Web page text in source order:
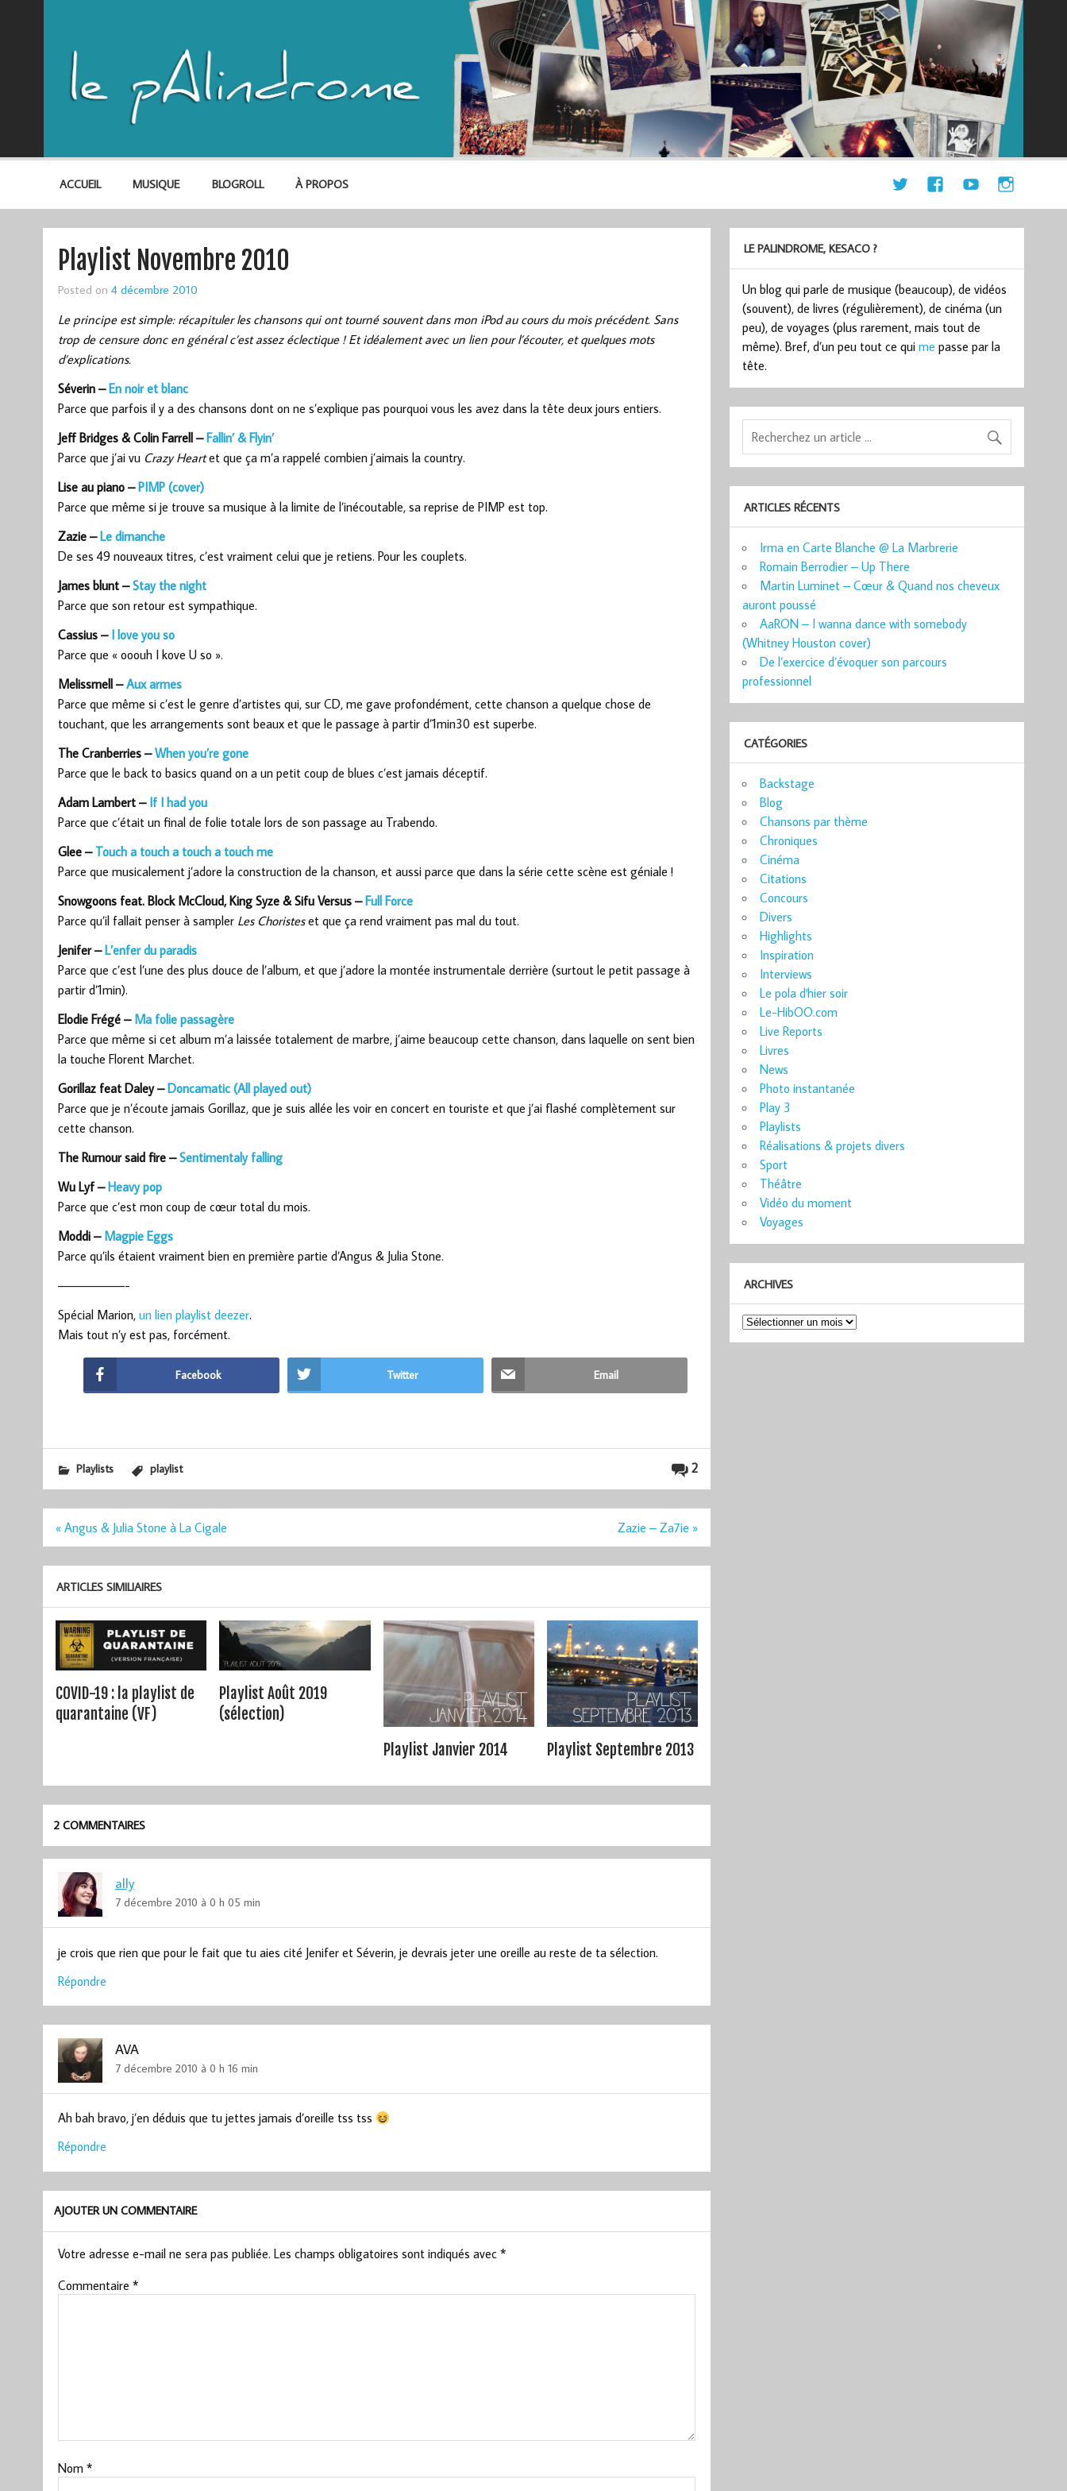
ACCUEIL MUSIQUE BLOGROLL À PROPOS
Playlist Novembre 2010
Posted on 4 décembre 2010
Le principe est simple: récapituler les chansons qui ont tourné souvent dans mon iPod au cours du mois précédent. Sans
trop de censure donc en général c’est assez éclectique ! Et idéalement avec un lien pour l’écouter, et quelques mots
d’explications.
Séverin – En noir et blanc
Parce que parfois il y a des chansons dont on ne s’explique pas pourquoi vous les avez dans la tête deux jours entiers.
Jeff Bridges & Colin Farrell – Fallin’ & Flyin’
Parce que j’ai vu Crazy Heartet que ça m’a rappelé combien j’aimais la country.
Lise au piano – PIMP (cover)
Parce que même si je trouve sa musique à la limite de l’inécoutable, sa reprise de PIMP est top.
Zazie – Le dimanche
De ses 49 nouveaux titres, c’est vraiment celui que je retiens. Pour les couplets.
James blunt –Stay the night
Parce que son retour est sympathique.
Cassius – I love you so
Parce que « ooouh I kove U so ».
Melissmell –Aux armes
Parce que même si c’est le genre d’artistes qui, sur CD, me gave profondément, cette chanson a quelque chose de
touchant, que les arrangements sont beaux et que le passage à partir d’1min30 est superbe.
The Cranberries –When you’re gone
Parce que le back to basics quand on a un petit coup de blues c’est jamais déceptif.
Adam Lambert – If I had you
Parce que c’était un final de folie totale lors de son passage au Trabendo.
Glee – Touch a touch a touch a touch me
Parce que musicalement j’adore la construction de la chanson, et aussi parce que dans la série cette scène est géniale !
Snowgoons feat. Block McCloud, King Syze & Sifu Versus – Full Force
Parce qu’il fallait penser à sampler Les Choristeset que ça rend vraiment pas mal du tout.
Jenifer – L’enfer du paradis
Parce que c’est l’une des plus douce de l’album, et que j’adore la montée instrumentale derrière (surtout le petit passage à
partir d’1min).
Elodie Frégé – Ma folie passagère
Parce que même si cet album m’a laissée totalement de marbre, j’aime beaucoup cette chanson, dans laquelle on sent bien
la touche Florent Marchet.
Gorillaz feat Daley – Doncamatic (All played out)
Parce que je n’écoute jamais Gorillaz, que je suis allée les voir en concert en touriste et que j’ai flashé complètement sur
cette chanson.
The Rumour said fire –Sentimentaly falling
Wu Lyf – Heavy pop
Parce que c’est mon coup de cœur total du mois.
Moddi – Magpie Eggs
Parce qu’ils étaient vraiment bien en première partie d’Angus & Julia Stone.
——————-
Spécial Marion, un lien playlist deezer.
Mais tout n’y est pas, forcément.
Facebook Twitter Email
2
Playlists playlist
Navigation
« Angus & Julia Stone à La Cigale Zazie – Za7ie »
ARTICLES SIMILIAIRES
COVID-19 : la playlist de
quarantaine (VF)
Playlist Août 2019
(sélection)
Playlist Janvier 2014
Playlist Septembre 2013
2 COMMENTAIRES
ally
7 décembre 2010 à 0 h 05 min
je crois que rien que pour le fait que tu aies cité Jenifer et Séverin, je devrais jeter une oreille au reste de ta sélection.
Répondre
AVA
7 décembre 2010 à 0 h 16 min
Ah bah bravo, j’en déduis que tu jettes jamais d’oreille tss tss
Répondre
AJOUTER UN COMMENTAIRE
Votre adresse e-mail ne sera pas publiée. Les champs obligatoires sont indiqués avec *
Commentaire *
Nom *
LE PALINDROME, KESACO ?
Un blog qui parle de musique (beaucoup), de vidéos
(souvent), de livres (régulièrement), de cinéma (un
peu), de voyages (plus rarement, mais tout de
même). Bref, d’un peu tout ce quime passe par la
tête.
ARTICLES RÉCENTS
Irma en Carte Blanche @ La Marbrerie
Romain Berrodier – Up There
Martin Luminet – Cœur & Quand nos cheveux
auront poussé
AaRON – I wanna dance with somebody
(Whitney Houston cover)
De l’exercice d’évoquer son parcours
professionnel
CATÉGORIES
Backstage
Blog
Chansons par thème
Chroniques
Cinéma
Citations
Concours
Divers
Highlights
Inspiration
Interviews
Le pola d'hier soir
Le-HibOO.com
Live Reports
Livres
News
Photo instantanée
Play 3
Playlists
Réalisations & projets divers
Sport
Théâtre
Vidéo du moment
Voyages
ARCHIVES
Archives